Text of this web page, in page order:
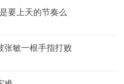
要上天的节奏么
张敏一根手指打败